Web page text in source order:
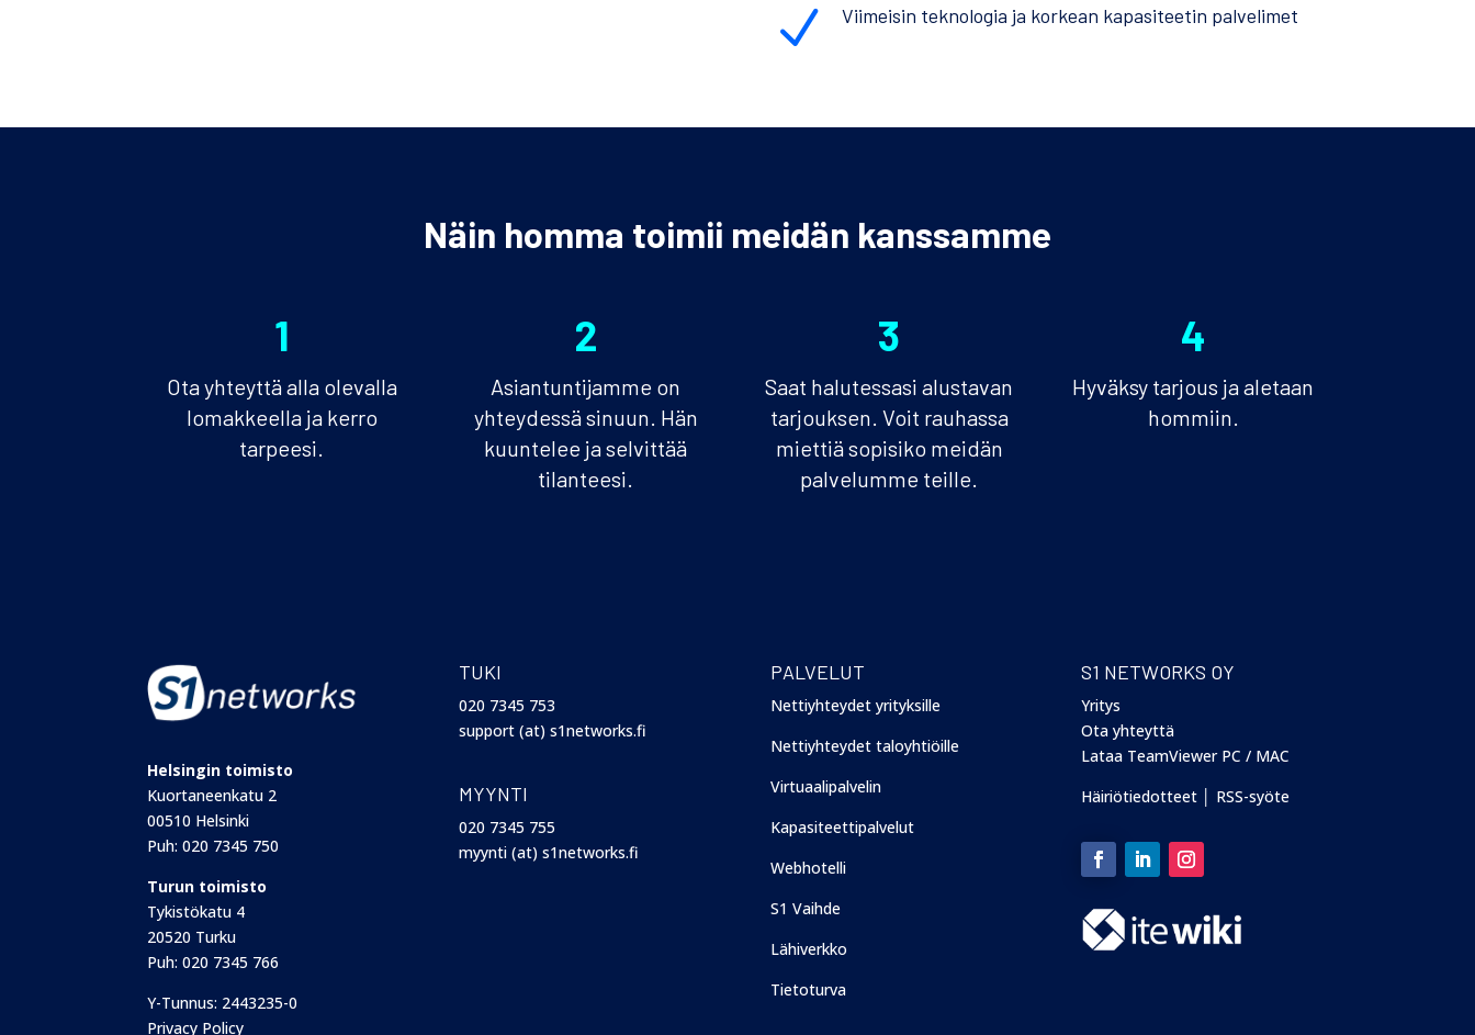
N Viimeisin teknologia ja korkean kapasiteetin palvelimet
Näin homma toimii meidän kanssamme
1
Ota yhteyttä alla olevalla
lomakkeella ja kerro
tarpeesi.
2
Asiantuntijamme on
yhteydessä sinuun. Hän
kuuntelee ja selvittää
tilanteesi.
3
Saat halutessasi alustavan
tarjouksen. Voit rauhassa
miettiä sopisiko meidän
palvelumme teille.
4
Hyväksy tarjous ja aletaan
hommiin.
Helsingin toimisto
Kuortaneenkatu 2
00510 Helsinki
Puh:020 7345 750
Turun toimisto
Tykistökatu 4
20520 Turku
Puh:020 7345 766
Y-Tunnus: 2443235-0
Privacy Policy
TUKI
020 7345 753
support (at) s1networks.fi
MYYNTI
020 7345 755
myynti (at) s1networks.fi
PALVELUT
Nettiyhteydet yrityksille
Nettiyhteydet taloyhtiöille
Virtuaalipalvelin
Kapasiteettipalvelut
Webhotelli
S1 Vaihde
Lähiverkko
Tietoturva
S1 NETWORKS OY
Yritys
Ota yhteyttä
Lataa TeamViewer PC / MAC
Häiriötiedotteet
RSS-syöte